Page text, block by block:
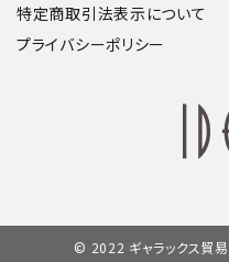
特定商取引法表示について
プライバシーポリシー
© 2022 ギャラックス貿